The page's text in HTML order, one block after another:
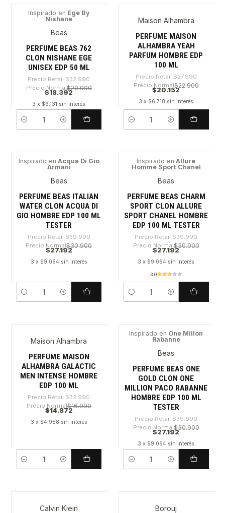
Inspirado en Ege By
Nishane
Beas
PERFUME BEAS 762
CLON NISHANE EGE
UNISEX EDP 50 ML
Precio Retail $32.990
Precio Normal$20.900
$18.392
3 x $6.131 sin interés
Cantidad
-28%
Maison Alhambra
PERFUME MAISON
ALHAMBRA YEAH
PARFUM HOMBRE EDP
100 ML
Precio Retail $27.990
Precio Normal$22.900
$20.152
3 x $6.718 sin interés
Cantidad
Inspirado en Acqua Di Gio
Armani
Beas
PERFUME BEAS ITALIAN
WATER CLON ACQUA DI
GIO HOMBRE EDP 100 ML
TESTER
Precio Retail $39.990
Precio Normal$30.900
$27.192
3 x $9.064 sin interés
Cantidad
Inspirado en Allure
Homme Sport Chanel
Beas
PERFUME BEAS CHARM
SPORT CLON ALLURE
SPORT CHANEL HOMBRE
EDP 100 ML TESTER
Precio Retail $39.990
Precio Normal$30.900
$27.192
3 x $9.064 sin interés
3.0
Cantidad
-54%
Maison Alhambra
PERFUME MAISON
ALHAMBRA GALACTIC
MEN INTENSE HOMBRE
EDP 100 ML
Precio Retail $32.990
Precio Normal$16.900
$14.872
3 x $4.958 sin interés
Cantidad
Inspirado en One Millon
Rabanne
Beas
PERFUME BEAS ONE
GOLD CLON ONE
MILLION PACO RABANNE
HOMBRE EDP 100 ML
TESTER
Precio Retail $39.990
Precio Normal$30.900
$27.192
3 x $9.064 sin interés
Cantidad
Calvin Klein Borouj